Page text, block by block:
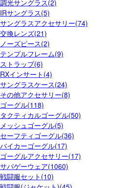
調光サングラス(2)
IRサングラス(5)
サングラスアクセサリー(74)
交換レンズ(21)
ノーズピース(2)
テンプルフレーム(9)
ストラップ(6)
RXインサート(4)
サングラスケース(24)
その他アクセサリー(8)
ゴーグル(118)
タクティカルゴーグル(50)
メッシュゴーグル(5)
セーフティゴーグル(36)
バイカーゴーグル(17)
ゴーグルアクセサリー(17)
サバゲーウェア(1060)
戦闘服セット(10)